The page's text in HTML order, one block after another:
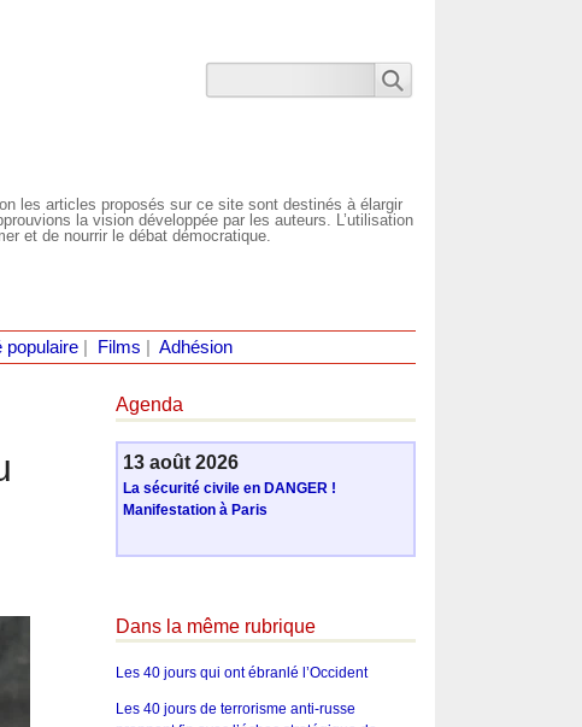
les articles proposés sur ce site sont destinés à élargir
la vision développée par les auteurs. L’utilisation
et de nourrir le débat démocratique.
populaire| Films Adhésion
Agenda
13 août 2026
La sécurité civile en DANGER !
Manifestation à Paris
Dans la même rubrique
Les 40 jours qui ont ébranlé l’Occident
Les 40 jours de terrorisme anti-russe